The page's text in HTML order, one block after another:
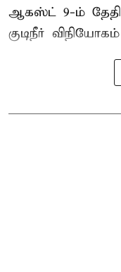
ஆகஸ்ட் 9-ம் தேதி
குடிநீர்